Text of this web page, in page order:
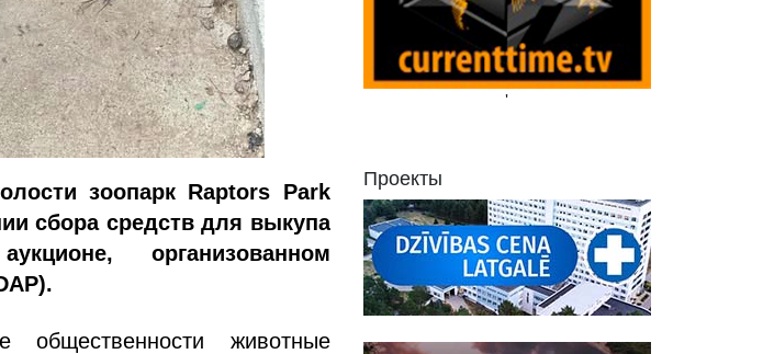
зоопарк Raptors Park
сбора средств для выкупа
организованном
общественности животные
'
Проекты